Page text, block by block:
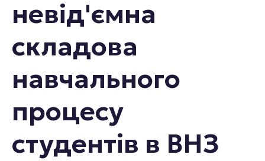
невід'ємна
складова
навчального
процесу
студентів в ВНЗ